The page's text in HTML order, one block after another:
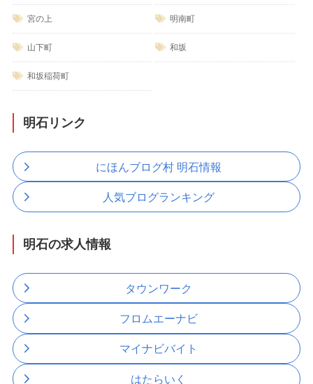
宮の上 明南町
山下町 和坂
和坂稲荷町
明石リンク
にほんブログ村 明石情報
人気ブログランキング
明石の求人情報
タウンワーク
フロムエーナビ
マイナビバイト
はたらいく